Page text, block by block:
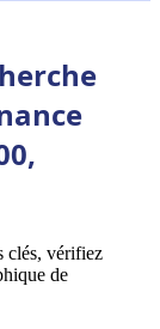
clés, vérifiez
de